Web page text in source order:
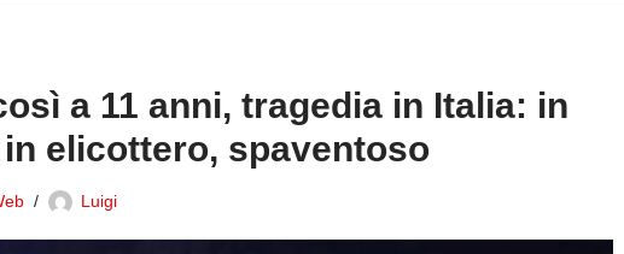
a 11 anni, tragedia in Italia: in
elicottero, spaventoso
Luigi